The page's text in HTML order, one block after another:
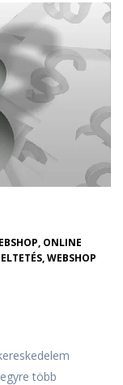
, ONLINE
,WEBSHOP
több